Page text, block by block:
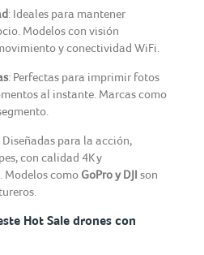
: Ideales para mantener
Modelos con visión
y conectividad WiFi.
: Perfectas para imprimir fotos
al instante. Marcas como
Diseñadas para la acción,
con calidad 4K y
Modelos como GoPro y DJI son
Hot Sale drones con